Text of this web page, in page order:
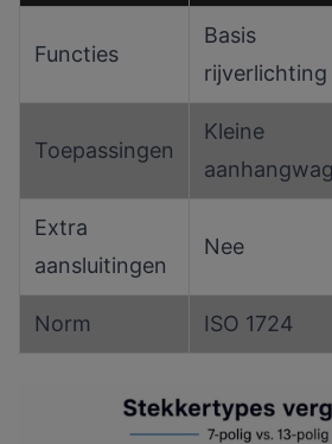
Functies
Basis
rijverlichting
Toepassingen
Kleine
Extra
aansluitingen
Nee
Norm ISO 1724